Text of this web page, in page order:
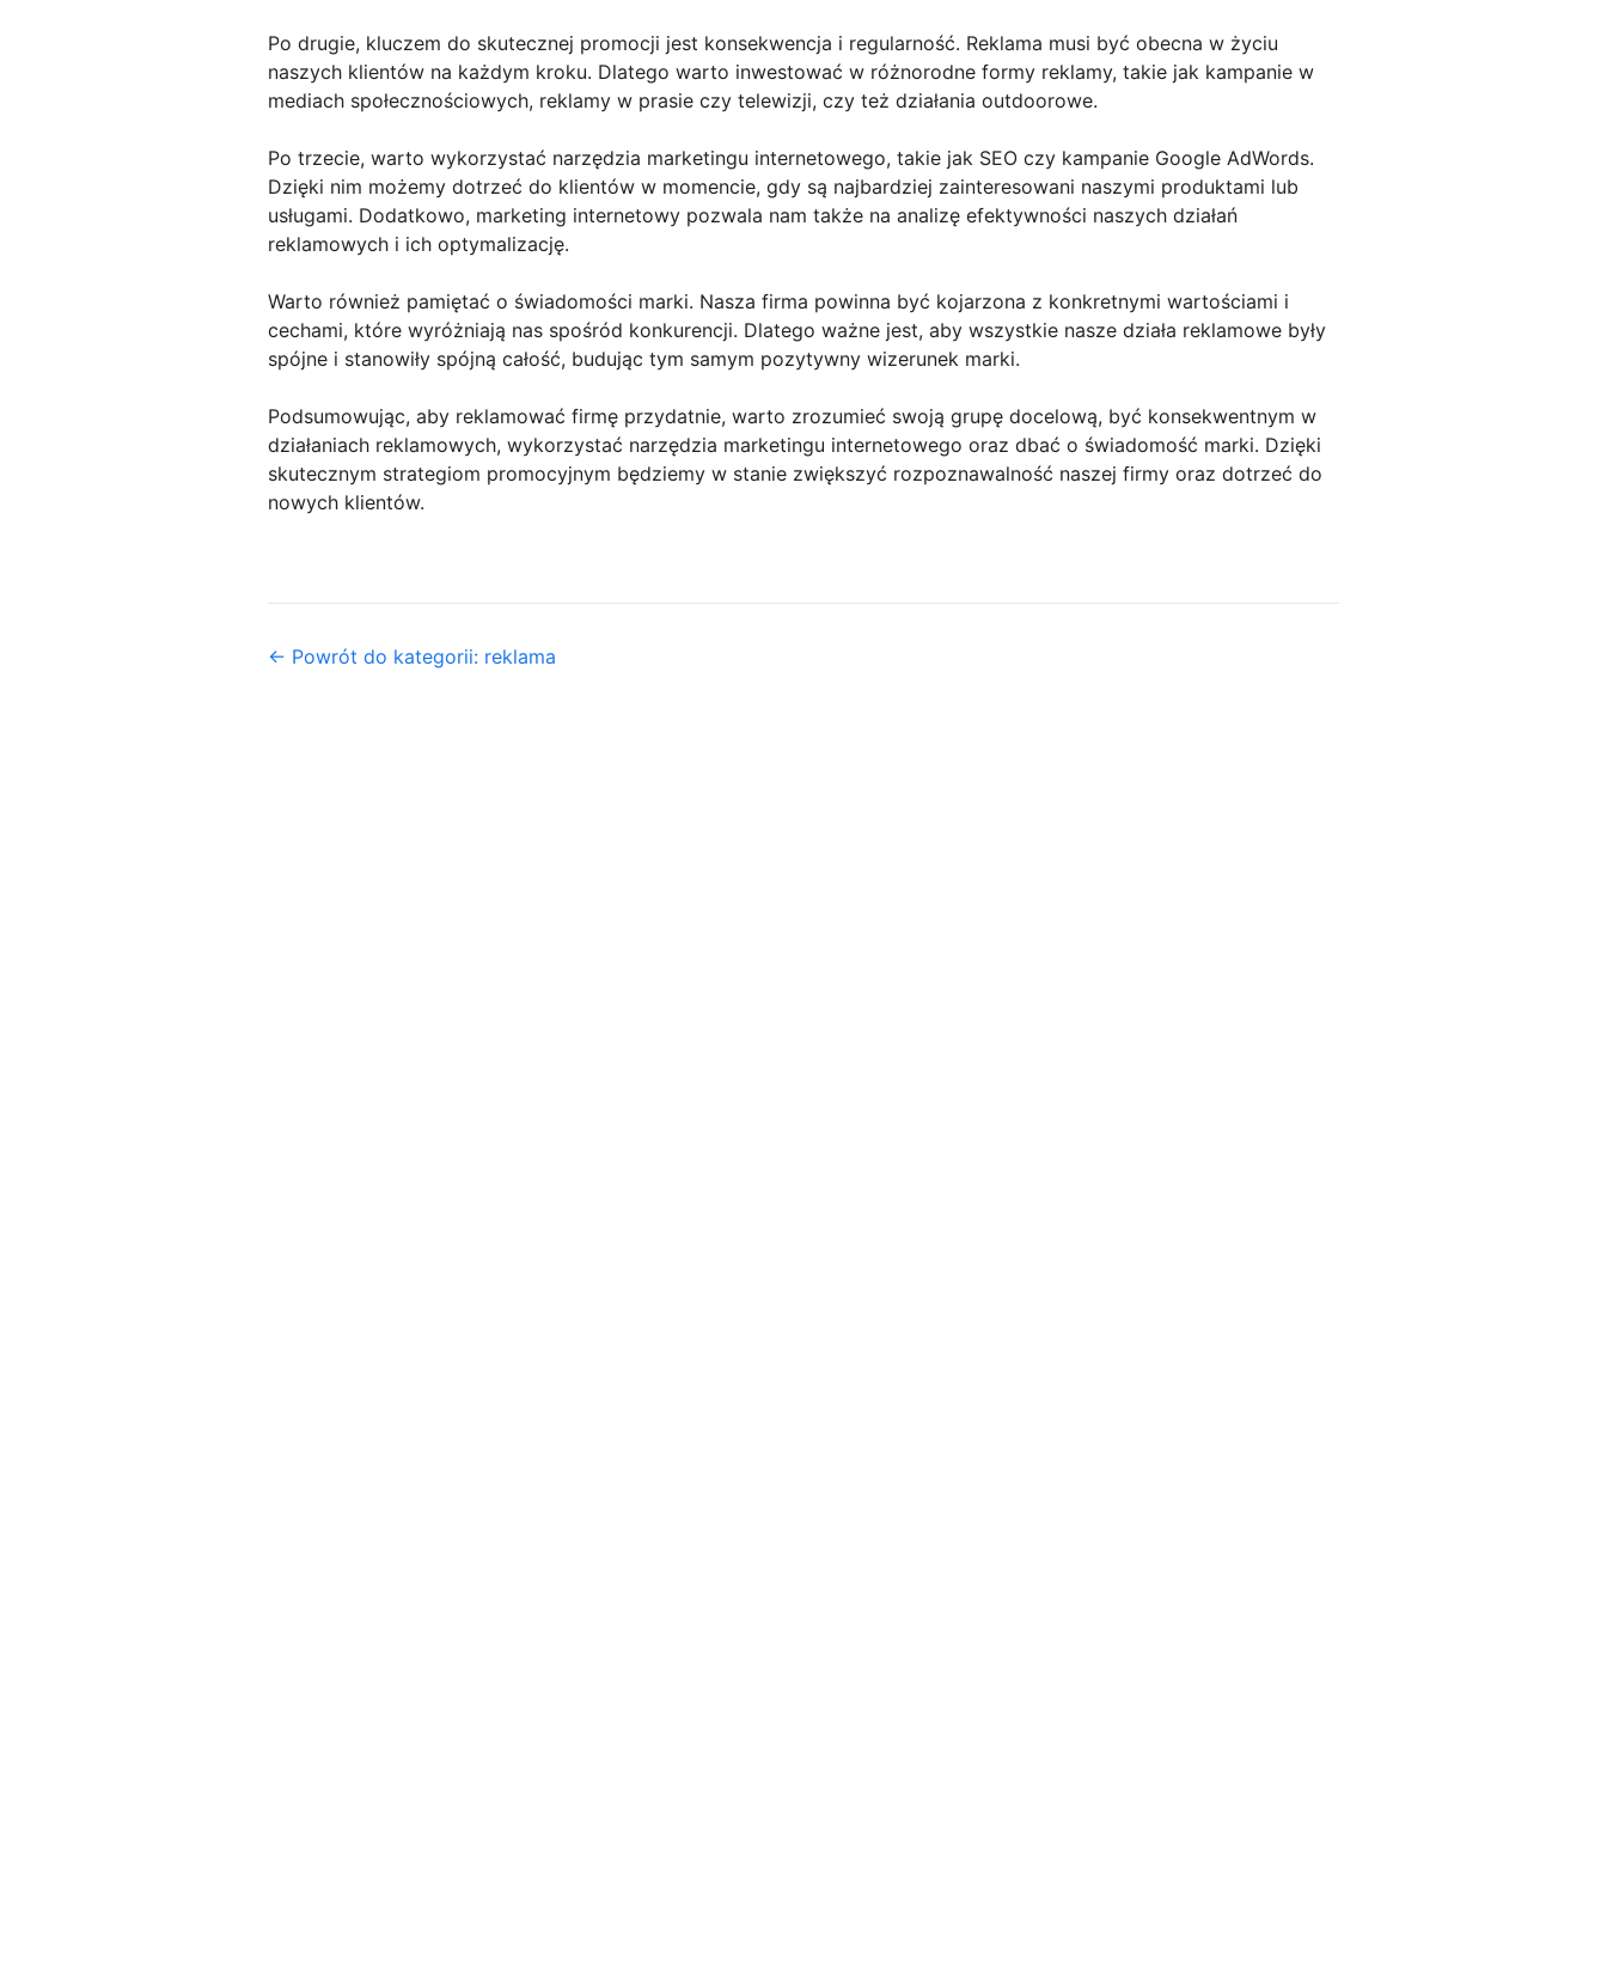
Po drugie, kluczem do skutecznej promocji jest konsekwencja i regularność. Reklama musi być obecna w życiu
naszych klientów na każdym kroku. Dlatego warto inwestować w różnorodne formy reklamy, takie jak kampanie w
mediach społecznościowych, reklamy w prasie czy telewizji, czy też działania outdoorowe.
Po trzecie, warto wykorzystać narzędzia marketingu internetowego, takie jak SEO czy kampanie Google AdWords.
Dzięki nim możemy dotrzeć do klientów w momencie, gdy są najbardziej zainteresowani naszymi produktami lub
usługami. Dodatkowo, marketing internetowy pozwala nam także na analizę efektywności naszych działań
reklamowych i ich optymalizację.
Warto również pamiętać o świadomości marki. Nasza firma powinna być kojarzona z konkretnymi wartościami i
cechami, które wyróżniają nas spośród konkurencji. Dlatego ważne jest, aby wszystkie nasze działa reklamowe były
spójne i stanowiły spójną całość, budując tym samym pozytywny wizerunek marki.
Podsumowując, aby reklamować firmę przydatnie, warto zrozumieć swoją grupę docelową, być konsekwentnym w
działaniach reklamowych, wykorzystać narzędzia marketingu internetowego oraz dbać o świadomość marki. Dzięki
skutecznym strategiom promocyjnym będziemy w stanie zwiększyć rozpoznawalność naszej firmy oraz dotrzeć do
nowych klientów.
← Powrót do kategorii: reklama